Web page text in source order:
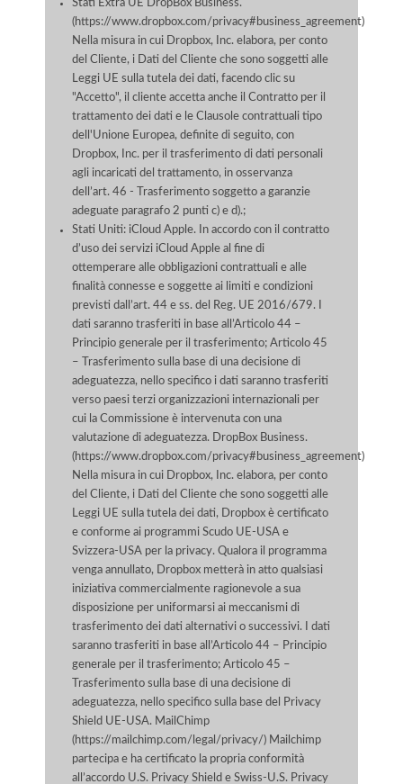
Stati Extra UE DropBox Business.
(https://www.dropbox.com/privacy#business_agreement)
Nella misura in cui Dropbox, Inc. elabora, per conto
del Cliente, i Dati del Cliente che sono soggetti alle
Leggi UE sulla tutela dei dati, facendo clic su
"Accetto", il cliente accetta anche il Contratto per il
trattamento dei dati e le Clausole contrattuali tipo
dell'Unione Europea, definite di seguito, con
Dropbox, Inc. per il trasferimento di dati personali
agli incaricati del trattamento, in osservanza
dell’art. 46 - Trasferimento soggetto a garanzie
adeguate paragrafo 2 punti c) e d).;
Stati Uniti: iCloud Apple. In accordo con il contratto
d’uso dei servizi iCloud Apple al fine di
ottemperare alle obbligazioni contrattuali e alle
finalità connesse e soggette ai limiti e condizioni
previsti dall’art. 44 e ss. del Reg. UE 2016/679. I
dati saranno trasferiti in base all’Articolo 44 –
Principio generale per il trasferimento; Articolo 45
– Trasferimento sulla base di una decisione di
adeguatezza, nello specifico i dati saranno trasferiti
verso paesi terzi organizzazioni internazionali per
cui la Commissione è intervenuta con una
valutazione di adeguatezza. DropBox Business.
(https://www.dropbox.com/privacy#business_agreement)
Nella misura in cui Dropbox, Inc. elabora, per conto
del Cliente, i Dati del Cliente che sono soggetti alle
Leggi UE sulla tutela dei dati, Dropbox è certificato
e conforme ai programmi Scudo UE-USA e
Svizzera-USA per la privacy. Qualora il programma
venga annullato, Dropbox metterà in atto qualsiasi
iniziativa commercialmente ragionevole a sua
disposizione per uniformarsi ai meccanismi di
trasferimento dei dati alternativi o successivi. I dati
saranno trasferiti in base all’Articolo 44 – Principio
generale per il trasferimento; Articolo 45 –
Trasferimento sulla base di una decisione di
adeguatezza, nello specifico sulla base del Privacy
Shield UE-USA. MailChimp
(https://mailchimp.com/legal/privacy/) Mailchimp
partecipa e ha certificato la propria conformità
all’accordo U.S. Privacy Shield e Swiss-U.S. Privacy